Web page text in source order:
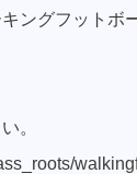
ングフットボ
。